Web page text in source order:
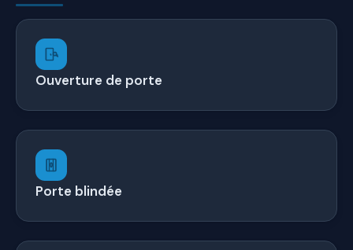
Ouverture de porte
Porte blindée